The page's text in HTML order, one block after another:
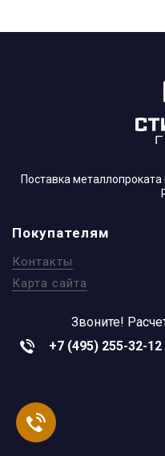
Поставка
Покупателям
Контакты
Карта сайта
Звоните!
+7 (495) 255-32-12